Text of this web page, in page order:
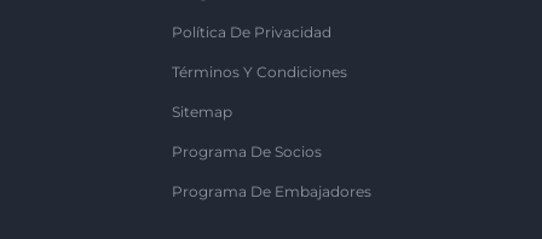
Política De Privacidad
Términos Y Condiciones
Sitemap
Programa De Socios
Programa De Embajadores